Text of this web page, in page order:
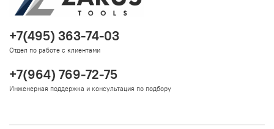
+7(495) 363-74-03
Отдел по работе с клиентами
+7(964) 769-72-75
Инженерная поддержка и консультация по подбору